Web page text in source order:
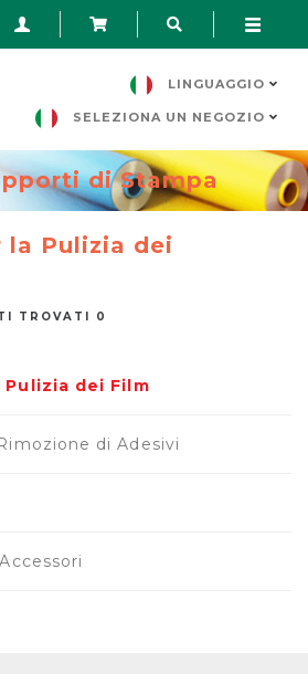
LINGUAGGIO
SELEZIONA UN NEGOZIO
di Stampa
la Pulizia dei
TROVATI 0
dei Film
di Adesivi